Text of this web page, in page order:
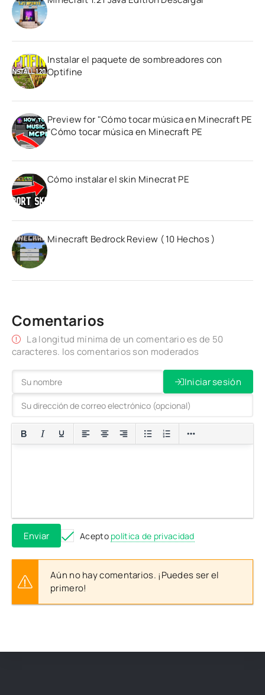
Instalar el paquete de sombreadores con
Optifine
Preview for "Cómo tocar música en Minecraft PE
"Cómo tocar música en Minecraft PE
Cómo instalar el skin Minecrat PE
Minecraft Bedrock Review ( 10 Hechos )
Comentarios
La longitud mínima de un comentario es de 50
caracteres. los comentarios son moderados
Iniciar sesión
Enviar Acepto política de privacidad
Aún no hay comentarios. ¡Puedes ser el
primero!